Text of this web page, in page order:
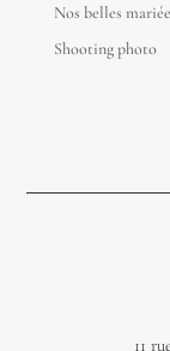
Nos belles
Shooting photo
11